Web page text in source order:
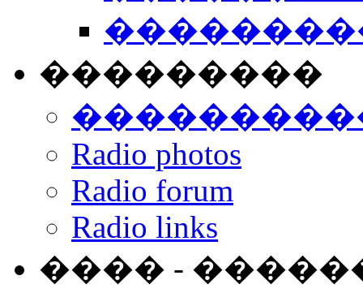
���������
Radio photos
Radio forum
Radio links
���� -